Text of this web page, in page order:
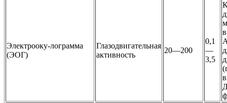
Электрооку-лограмма
(ЭОГ)
Глазодвигательная
активность
20—200
0,1
—
3,5